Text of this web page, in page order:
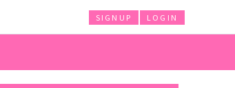
LOGIN
SIGNUP